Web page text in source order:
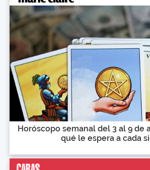
Horóscopo semanal del 3 al 9 de
qué le espera a cada